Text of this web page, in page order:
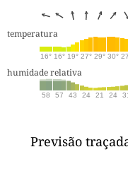
temperatura
16° 16° 19° 27° 29° 30°
humidade relativa
58 57 43 24 21 24
Previsão